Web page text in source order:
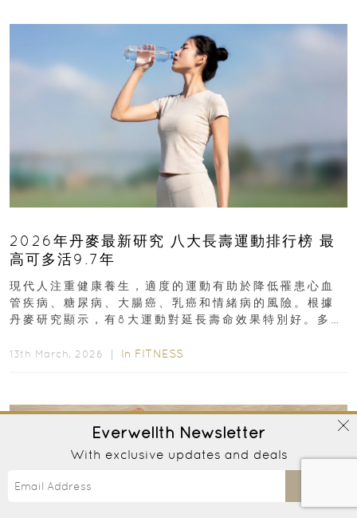
2026年丹麥最新研究 八大長壽運動排行榜 最
高可多活9.7年
現代人注重健康養生，適度的運動有助於降低罹患心血
管疾病、糖尿病、大腸癌、乳癌和情緒病的風險。根據
丹麥研究顯示，有8大運動對延長壽命效果特別好。多做
13th March, 2026 ｜ In FITNESS
Everwellth Newsletter
With exclusive updates and deals